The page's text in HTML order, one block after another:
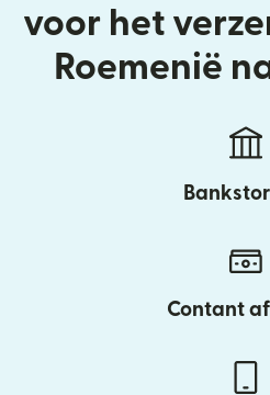
voor het
Roemenië
Contant